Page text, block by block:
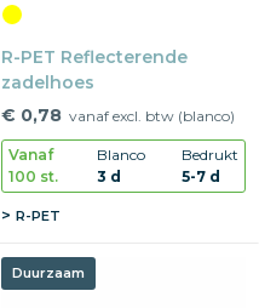
R-PET Reflecterende
zadelhoes
€ 0,78 vanaf excl. btw (blanco)
Vanaf
100 st.
Blanco
3 d
Bedrukt
5-7 d
R-PET
Duurzaam